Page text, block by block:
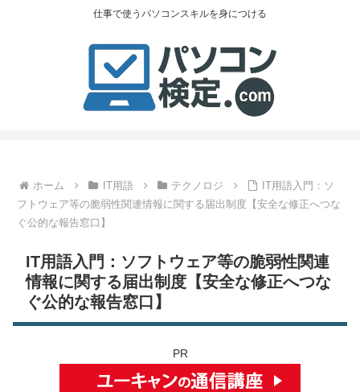
仕事で使うパソコンスキルを身につける
ホーム IT用語 テクノロジ
IT用語入門：ソ
フトウェア等の脆弱性関連情報に関する届出制度【安全な修正へつな
ぐ公的な報告窓口】
IT用語入門：ソフトウェア等の脆弱性関連
情報に関する届出制度【安全な修正へつな
ぐ公的な報告窓口】
PR